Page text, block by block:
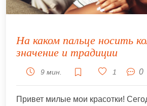
На каком пальце носить
значение и традиции
9 мин. 1 0
Привет милые мои красотки!